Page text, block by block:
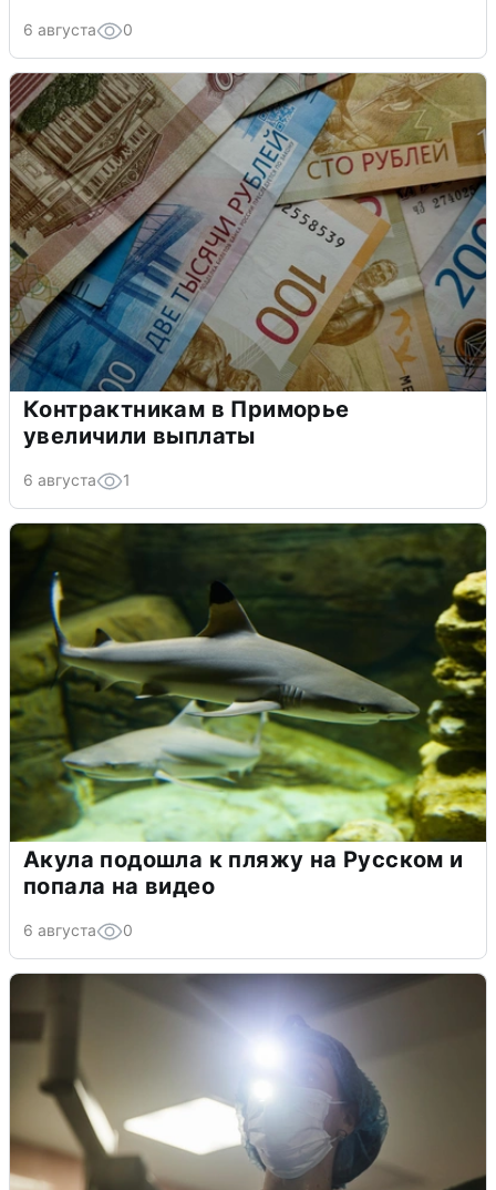
6 августа 0
Контрактникам в Приморье
увеличили выплаты
6 августа 1
Акула подошла к пляжу на Русском и
попала на видео
6 августа 0